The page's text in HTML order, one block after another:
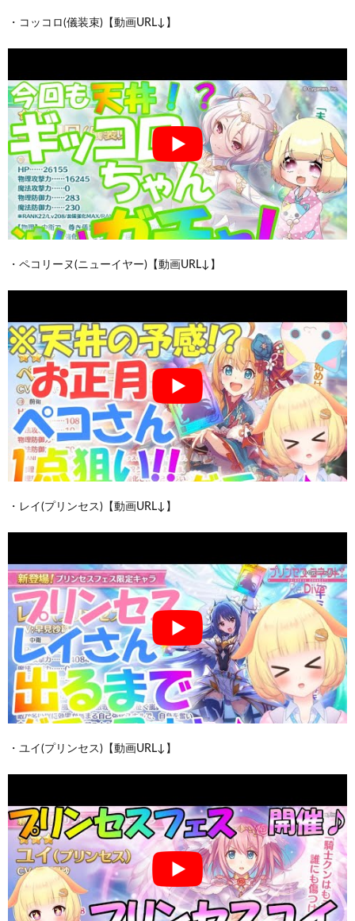
・コッコロ(儀装束)【動画URL↓】
・ペコリーヌ(ニューイヤー)【動画URL↓】
・レイ(プリンセス)【動画URL↓】
・ユイ(プリンセス)【動画URL↓】